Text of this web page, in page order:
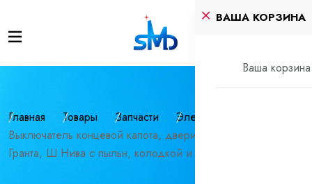
ВАША КОРЗИНА
Ваша корзина
Главная Товары Запчасти
Электрика
Выключатель концевой капота, двери Приора, Калина,
Гранта, Ш.Нива с пыльн, колодкой и пров.